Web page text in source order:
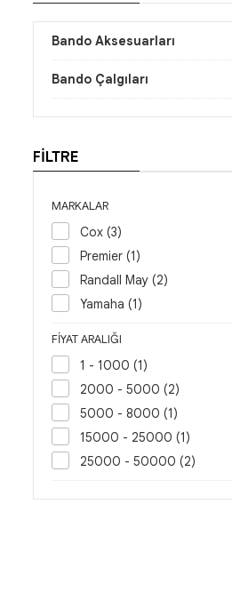
Bando Aksesuarları
Bando Çalgıları
FİLTRE
MARKALAR
Cox (3)
Premier (1)
Randall May (2)
Yamaha (1)
FIYAT ARALIĞI
1 - 1000 (1)
2000 - 5000 (2)
5000 - 8000 (1)
15000 - 25000 (1)
25000 - 50000 (2)